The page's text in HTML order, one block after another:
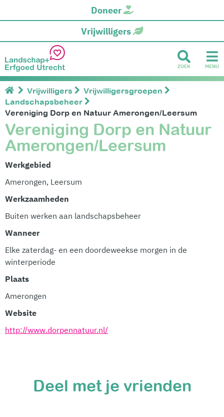
Doneer
Vrijwilligers
ZOEK MENU
Vrijwilligers
Vrijwilligersgroepen
Landschapsbeheer
Vereniging Dorp en Natuur Amerongen/Leersum
Vereniging Dorp en Natuur
Amerongen/Leersum
Werkgebied
Amerongen, Leersum
Werkzaamheden
Buiten werken aan landschapsbeheer
Wanneer
Elke zaterdag- en een doordeweekse morgen in de
winterperiode
Plaats
Amerongen
Website
http://www.dorpennatuur.nl/
Deel met je vrienden